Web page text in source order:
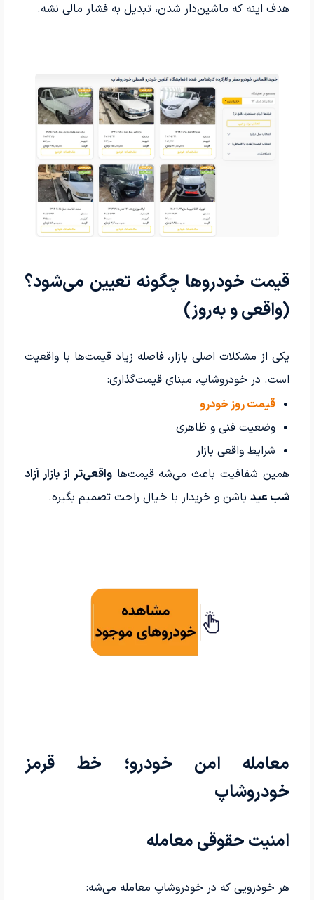
هدف اینه که ماشین‌دار شدن، تبدیل به فشار مالی نشه.
قیمت خودروها چگونه تعیین می‌شود؟
(واقعی و به‌روز)
یکی از مشکلات اصلی بازار، فاصله زیاد قیمت‌ها با واقعیت
است. در خودروشاپ، مبنای قیمت‌گذاری:
قیمت روز خودرو
وضعیت فنی و ظاهری
شرایط واقعی بازار
همین شفافیت باعث می‌شه قیمت‌هاواقعی‌تر از بازار آزاد
شب عیدباشن و خریدار با خیال راحت تصمیم بگیره.
معامله امن خودرو؛ خط قرمز
خودروشاپ
امنیت حقوقی معامله
هر خودرویی که در خودروشاپ معامله می‌شه: